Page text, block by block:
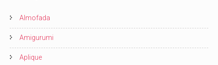
Almofada
Amigurumi
Aplique